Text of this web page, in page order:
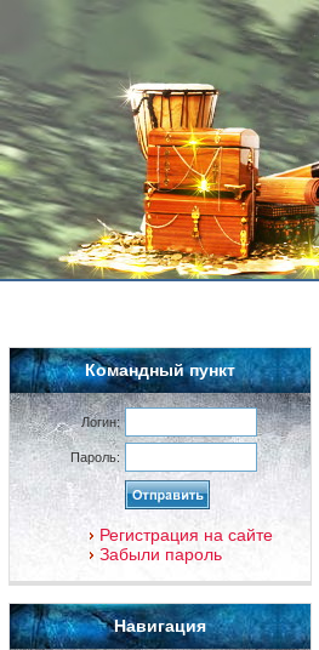
Командный пункт
Логин:
Пароль:
Регистрация на сайте
Забыли пароль
Навигация